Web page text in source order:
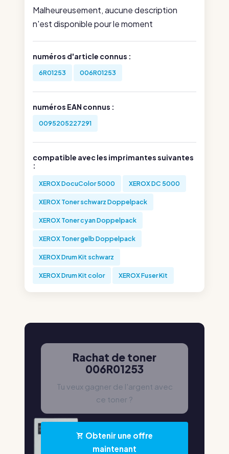
Malheureusement, aucune description
n'est disponible pour le moment
numéros d'article connus :
6R01253 006R01253
numéros EAN connus :
0095205227291
compatible avec les imprimantes suivantes
:
XEROX DocuColor 5000 XEROX DC 5000
XEROX Toner schwarz Doppelpack
XEROX Toner cyan Doppelpack
XEROX Toner gelb Doppelpack
XEROX Drum Kit schwarz
XEROX Drum Kit color XEROX Fuser Kit
Rachat de toner
006R01253
Tu veux gagner de l'argent avec
ce toner ?
Obtenir une offre
maintenant